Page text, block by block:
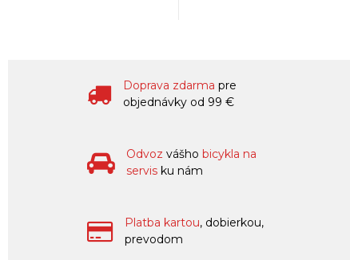
Doprava zdarma pre
objednávky od 99 €
Odvoz vášho bicykla na
servis ku nám
Platba kartou, dobierkou,
prevodom